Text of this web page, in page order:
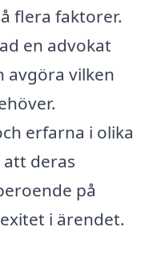
flera faktorer.
en advokat
avgöra vilken
erfarna i olika
deras
på
i ärendet.